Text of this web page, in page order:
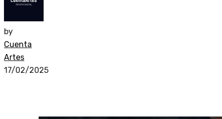
by
Cuenta
Artes
17/02/2025